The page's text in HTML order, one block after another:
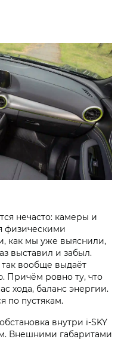
нечасто: камеры и
физическими
как мы уже выяснили,
выставил и забыл.
вообще выдаёт
ровно ту, что
хода, баланс энергии.
по пустякам.
внутри i‑SKY
Внешними габаритами